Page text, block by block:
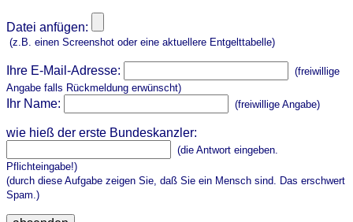
Datei anfügen:
(z.B. einen Screenshot oder eine aktuellere Entgelttabelle)
Ihre E-Mail-Adresse:
(freiwillige
Angabe falls Rückmeldung erwünscht)
Ihr Name: (freiwillige Angabe)
wie hieß der erste Bundeskanzler:
(die Antwort eingeben.
Pflichteingabe!)
(durch diese Aufgabe zeigen Sie, daß Sie ein Mensch sind. Das erschwert
Spam.)